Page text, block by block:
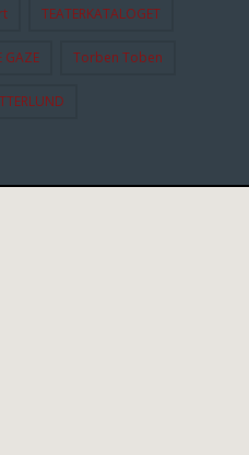
TEATERKATALOGET
GAZE Torben Toben